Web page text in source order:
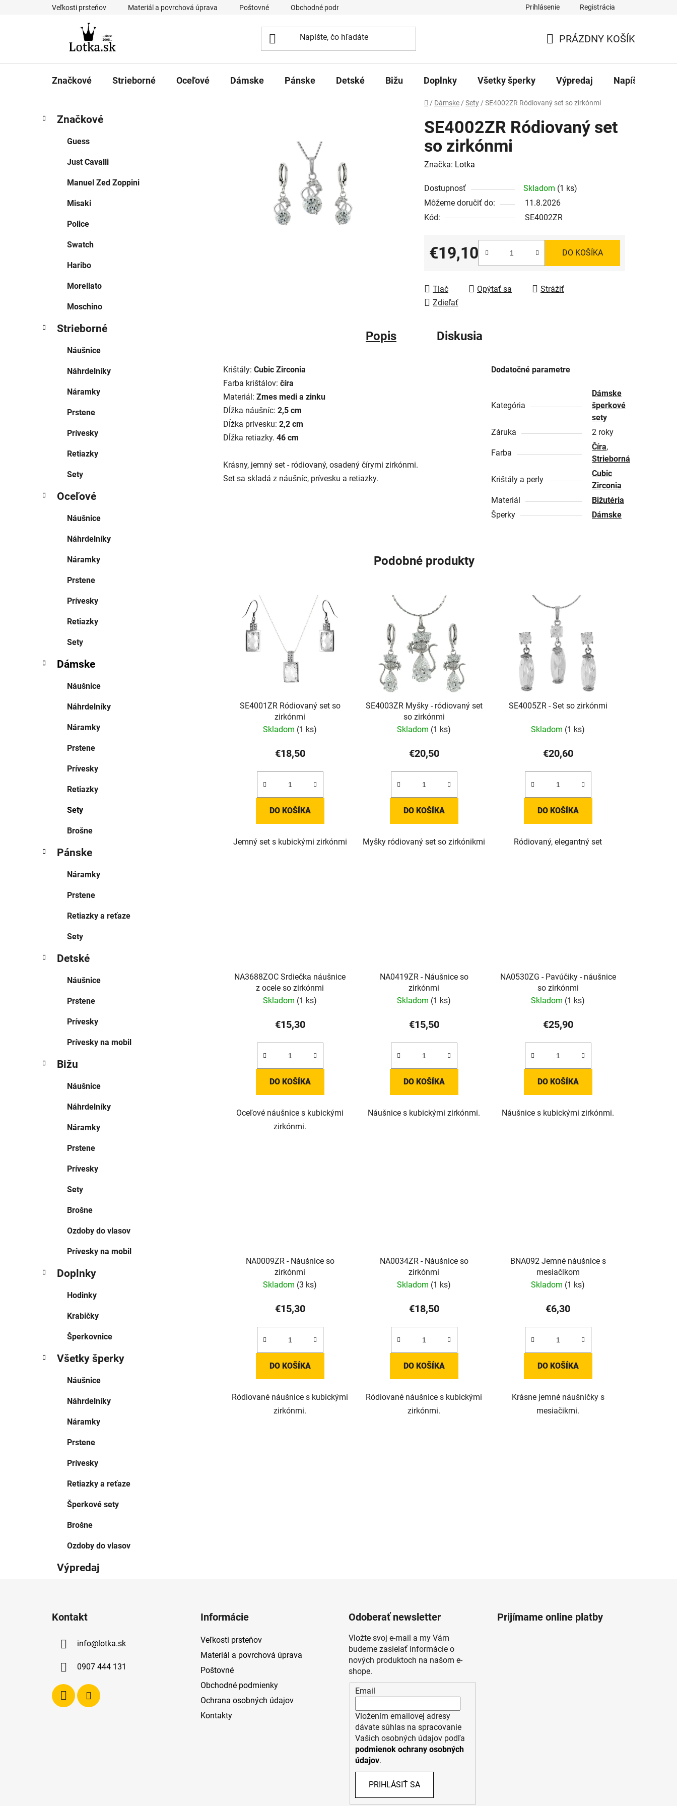
Veľkosti prsteňov Materiál a povrchová úprava Poštovné Obchodné podmienky Prihlásenie Registrácia
KOŠÍK
PRÁZDNY KOŠÍK
Značkové Strieborné Oceľové Dámske Pánske Detské Bižu Doplnky Všetky šperky Výpredaj Napíšte nám
Domov
/ Dámske / Sety / SE4002ZR Ródiovaný set so zirkónmi
B
kategórie
a
Značkové
Guess
Just Cavalli
Manuel Zed Zoppini
Misaki
Police
Swatch
Haribo
Morellato
Moschino
Strieborné
Náušnice
Náhrdelníky
Náramky
Prstene
Prívesky
Retiazky
Sety
Oceľové
Náušnice
Náhrdelníky
Náramky
Prstene
Prívesky
Retiazky
Sety
Dámske
Náušnice
Náhrdelníky
Náramky
Prstene
Prívesky
Retiazky
Sety
Brošne
Pánske
Náramky
Prstene
Retiazky a reťaze
Sety
Detské
Náušnice
Prstene
Prívesky
Prívesky na mobil
Bižu
Náušnice
Náhrdelníky
Náramky
Prstene
Prívesky
Sety
Brošne
Ozdoby do vlasov
Prívesky na mobil
Doplnky
Hodinky
Krabičky
Šperkovnice
Všetky šperky
Náušnice
Náhrdelníky
Náramky
Prstene
Prívesky
Retiazky a reťaze
Šperkové sety
Brošne
Ozdoby do vlasov
Výpredaj
SE4002ZR Ródiovaný set
so zirkónmi
Značka: Lotka
Dostupnosť Skladom (1 ks)
Môžeme doručiť do:
11.8.2026
Kód:
SE4002ZR
€19,10
Jednotková cena:
DO KOŠÍKA
Tlač Opýtať sa
Strážiť
Zdieľať
Popis Diskusia
Krištály: Cubic Zirconia
Farba krištálov: číra
Materiál: Zmes medi a zinku
Dĺžka náušníc: 2,5 cm
Dĺžka prívesku: 2,2 cm
Dĺžka retiazky. 46 cm
Krásny, jemný set - ródiovaný, osadený čírymi zirkónmi.
Set sa skladá z náušníc, prívesku a retiazky.
Dodatočné parametre
Kategória
Dámske
šperkové
sety
Záruka
2 roky
Farba
Číra,
Strieborná
Krištály a perly
Cubic
Zirconia
Materiál
Bižutéria
Šperky
Dámske
Podobné produkty
SE4001ZR Ródiovaný set so
zirkónmi
Skladom (1 ks)
€18,50
DO KOŠÍKA
Jemný set s kubickými zirkónmi
SE4003ZR Myšky - ródiovaný set
so zirkónmi
Skladom (1 ks)
€20,50
DO KOŠÍKA
Myšky ródiovaný set so zirkónikmi
SE4005ZR - Set so zirkónmi
Skladom (1 ks)
€20,60
DO KOŠÍKA
Ródiovaný, elegantný set
NA3688ZOC Srdiečka náušnice
z ocele so zirkónmi
Skladom (1 ks)
€15,30
DO KOŠÍKA
Oceľové náušnice s kubickými
zirkónmi.
NA0419ZR - Náušnice so
zirkónmi
Skladom (1 ks)
€15,50
DO KOŠÍKA
Náušnice s kubickými zirkónmi.
NA0530ZG - Pavúčiky - náušnice
so zirkónmi
Skladom (1 ks)
€25,90
DO KOŠÍKA
Náušnice s kubickými zirkónmi.
NA0009ZR - Náušnice so
zirkónmi
Skladom (3 ks)
€15,30
DO KOŠÍKA
Ródiované náušnice s kubickými
zirkónmi.
NA0034ZR - Náušnice so
zirkónmi
Skladom (1 ks)
€18,50
DO KOŠÍKA
Ródiované náušnice s kubickými
zirkónmi.
BNA092 Jemné náušnice s
mesiačikom
Skladom (1 ks)
€6,30
DO KOŠÍKA
Krásne jemné náušničky s
mesiačikmi.
Kontakt
info@lotka.sk
0907 444 131
Informácie
Veľkosti prsteňov
Materiál a povrchová úprava
Poštovné
Obchodné podmienky
Ochrana osobných údajov
Kontakty
Odoberať newsletter
Vložte svoj e-mail a my Vám
budeme zasielať informácie o
nových produktoch na našom e-
shope.
Email
Vložením emailovej adresy
dávate súhlas na spracovanie
Vašich osobných údajov podľa
podmienok ochrany osobných
údajov.
PRIHLÁSIŤ SA
Prijímame online platby